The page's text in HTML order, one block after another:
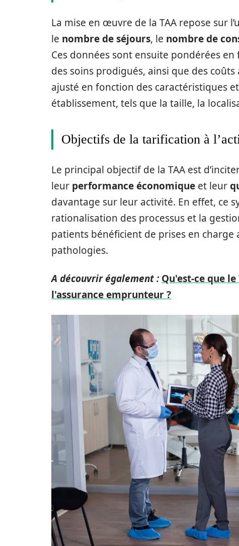
La mise en œuvre de la TAA repose sur
le nombre de séjours, le nombre de
Ces données sont ensuite pondérées
des soins prodigués, ainsi que des
ajusté en fonction des caractéristiques
établissement, tels que la taille, la
Objectifs de la tarification à
Le principal objectif de la TAA est
leur performance économique et leur
davantage sur leur activité. En effet, ce
rationalisation des processus et la
patients bénéficient de prises en charge
pathologies.
A découvrir également : Qu'est-ce que
l'assurance emprunteur ?